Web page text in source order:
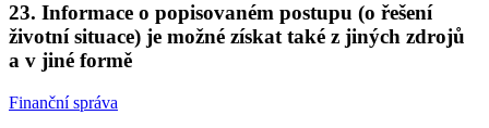
23. Informace o popisovaném postupu (o řešení
životní situace) je možné získat také z jiných zdrojů
a v jiné formě
Finanční správa